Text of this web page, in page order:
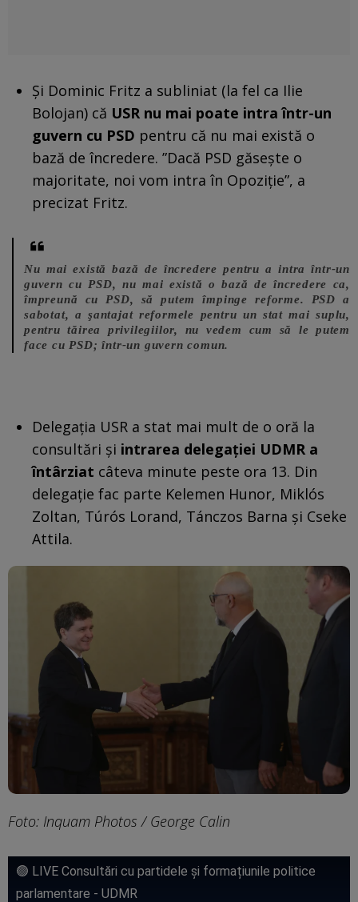
Şi Dominic Fritz a subliniat (la fel ca Ilie
Bolojan) că USR nu mai poate intra într-un
guvern cu PSD pentru că nu mai există o
bază de încredere. ”Dacă PSD găseşte o
majoritate, noi vom intra în Opoziţie”, a
precizat Fritz.
Nu mai există bază de încredere pentru a intra într-un
guvern cu PSD, nu mai există o bază de încredere ca,
împreună cu PSD, să putem împinge reforme. PSD a
sabotat, a şantajat reformele pentru un stat mai suplu,
pentru tăirea privilegiilor, nu vedem cum să le putem
face cu PSD; într-un guvern comun.
Delegaţia USR a stat mai mult de o oră la
consultări şi intrarea delegaţiei UDMR a
întârziat câteva minute peste ora 13. Din
delegație fac parte Kelemen Hunor, Miklós
Zoltan, Túrós Lorand, Tánczos Barna și Cseke
Attila.
Foto: Inquam Photos / George Calin
🟢 LIVE Consultări cu partidele și formațiunile politice
parlamentare - UDMR